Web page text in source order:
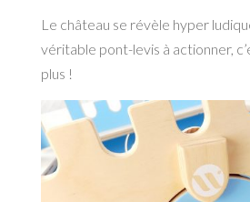
Le château se révèle hyper
véritable pont-levis à actionner,
plus !